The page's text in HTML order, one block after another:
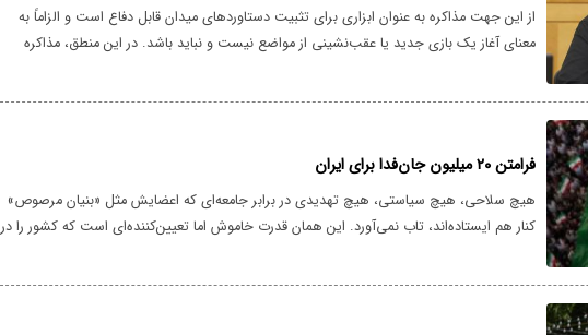
از این جهت مذاکره به عنوان ابزاری برای تثبیت دستاوردهای میدان قابل دفاع است و الزاماً به
معنای آغاز یک بازی جدید یا عقب‌نشینی از مواضع نیست و نباید باشد. در این منطق، مذاکره
تضمین آنکه ناکامی‌های دشمن در میدان، این بار با برگه‌های حقوقی و سیاسی امضا شود.
فرامتن ۲۰ میلیون جان‌فدا برای ایران
هیچ سلاحی، هیچ سیاستی، هیچ تهدیدی در برابر جامعه‌ای که اعضایش مثل «بنیان مرصوص»
کنار هم ایستاده‌اند، تاب نمی‌آورد. این همان قدرت خاموش اما تعیین‌کننده‌ای است که کشور را در